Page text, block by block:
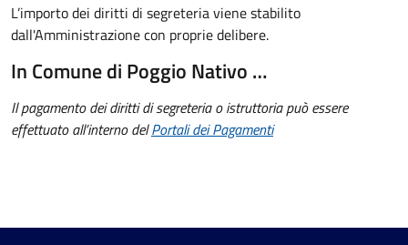
L’importo dei diritti di segreteria viene stabilito
dall'Amministrazione con proprie delibere.
In Comune di Poggio Nativo …
Il pagamento dei diritti di segreteria o istruttoria può essere
effettuato all’interno delPortali dei Pagamenti